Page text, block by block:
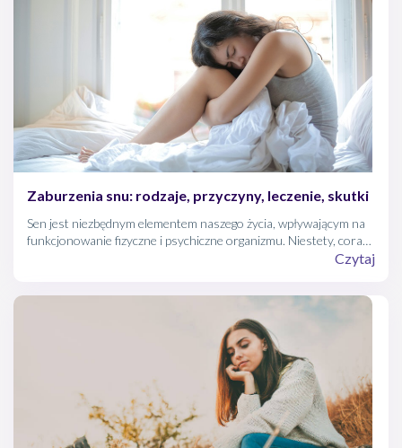
Zaburzenia snu: rodzaje, przyczyny, leczenie, skutki
Sen jest niezbędnym elementem naszego życia, wpływającym na
funkcjonowanie fizyczne i psychiczne organizmu. Niestety, coraz
Czytaj